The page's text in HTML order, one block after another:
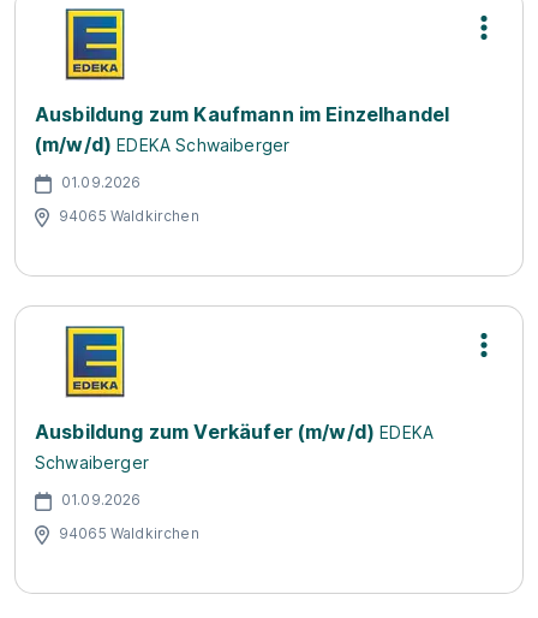
Ausbildung zum Kaufmann im Einzelhandel
(m/w/d) EDEKA Schwaiberger
01.09.2026
94065 Waldkirchen
Ausbildung zum Verkäufer (m/w/d) EDEKA
Schwaiberger
01.09.2026
94065 Waldkirchen